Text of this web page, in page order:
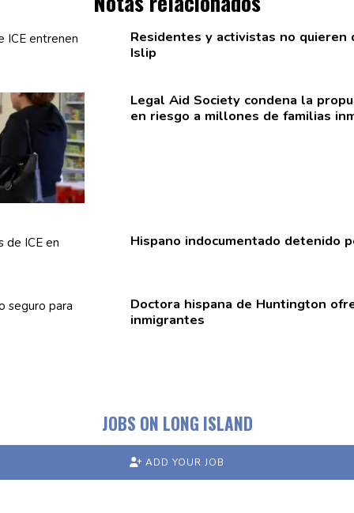
Residentes y activistas no quieren
Islip
Legal Aid Society condena la
en riesgo a millones de familias
Hispano indocumentado detenido
Doctora hispana de Huntington
inmigrantes
JOBS ON LONG ISLAND
ADD YOUR JOB